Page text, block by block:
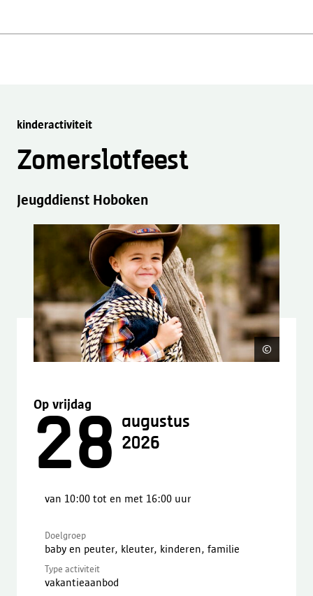
kinderactiviteit
Zomerslotfeest
Jeugddienst Hoboken
©
Op vrijdag
28
augustus
2026
van 10:00 tot en met 16:00 uur
Doelgroep
baby en peuter, kleuter, kinderen, familie
Type activiteit
vakantieaanbod